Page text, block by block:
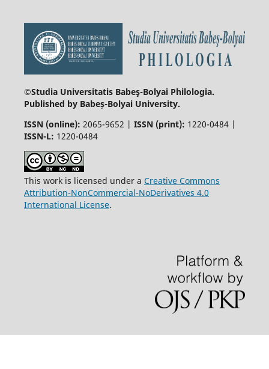
©Studia Universitatis Babeş-Bolyai Philologia.
Published by Babeș-Bolyai University.
ISSN (online): 2065-9652 | ISSN (print): 1220-0484 |
ISSN-L: 1220-0484
This work is licensed under a Creative Commons
Attribution-NonCommercial-NoDerivatives 4.0
International License.